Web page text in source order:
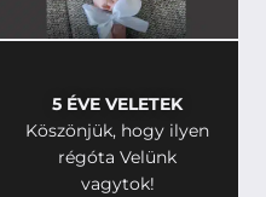
5 ÉVE VELETEK
Köszönjük, hogy ilyen
régóta Velünk
vagytok!